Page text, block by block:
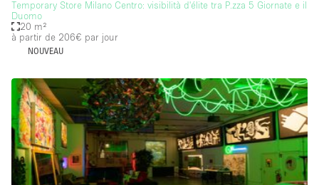
Internet
Jardin
Licence Alcool
Lumière du Jour
Mobilier
Parking Privé
Plusieurs Pièces
Portants
Temporary Store Milano Centro: visibilità d'élite tra P.zza 5 Giornate e il
Duomo
20 m²
à partir de 206€ par jour
NOUVEAU